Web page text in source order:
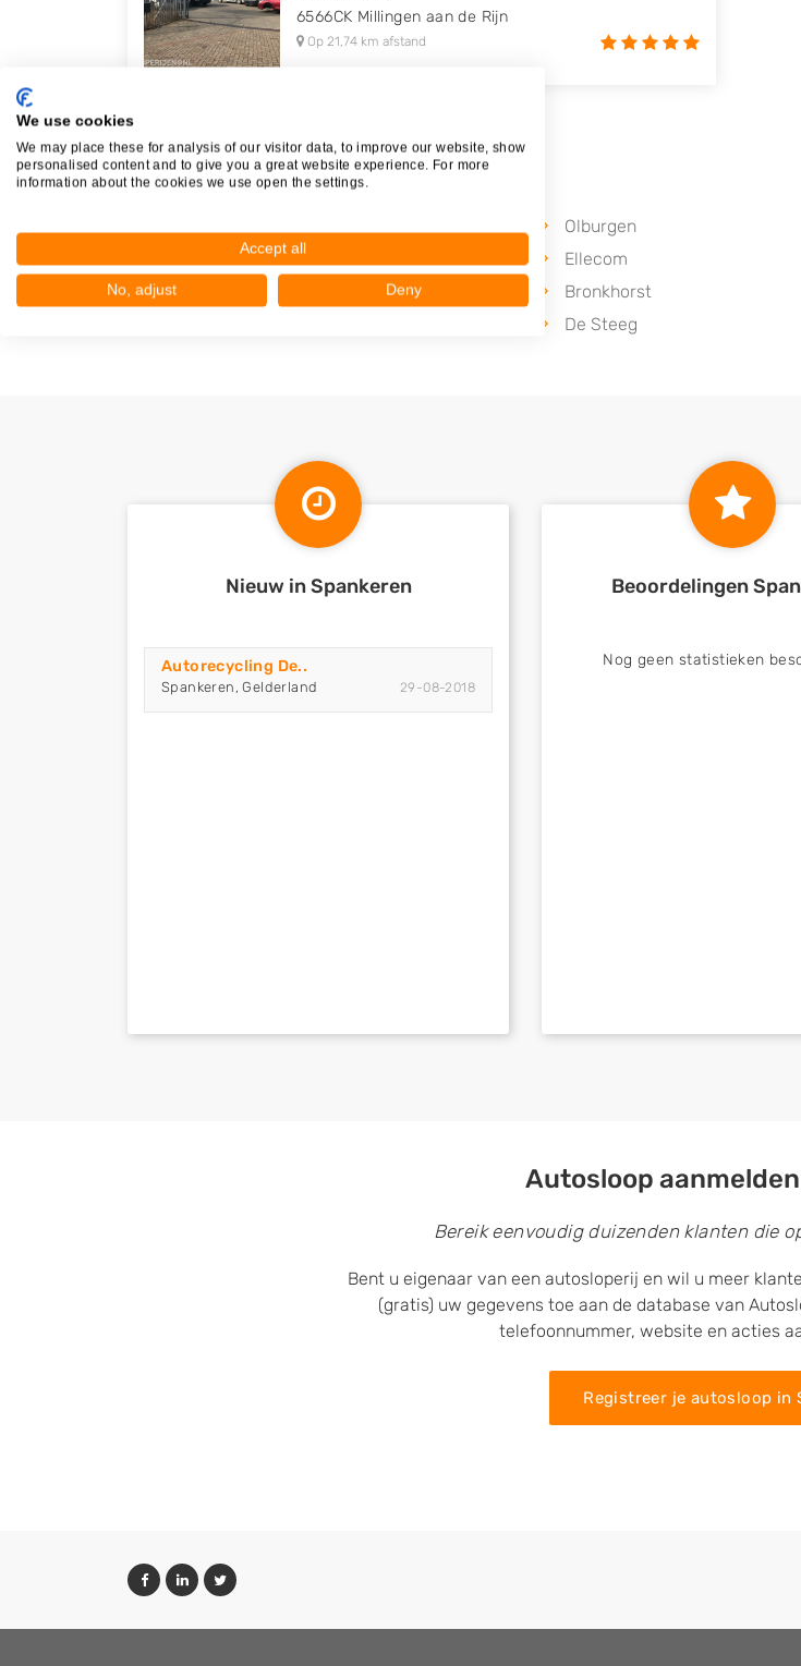
6566CK Millingen aan de Rijn
Op 21,74 km afstand
Plaatsen in de buurt
Olburgen
Leuvenheim
Ellecom
Brummen
Bronkhorst
De Steeg
Nieuw in Spankeren
Autorecycling De..
Spankeren, Gelderland 29-08-2018
Beoordelingen
Nog geen statistieken
Autosloop
Bereik eenvoudig duizenden klanten die
Bent u eigenaar van een autosloperij en wil u meer
(gratis) uw gegevens toe aan de database van
telefoonnummer, website en acties
Registreer je autosloop in
We use cookies
We may place these for analysis of our visitor data, to improve our website, show
personalised content and to give you a great website experience. For more
information about the cookies we use open the settings.
Accept all
No, adjust Deny